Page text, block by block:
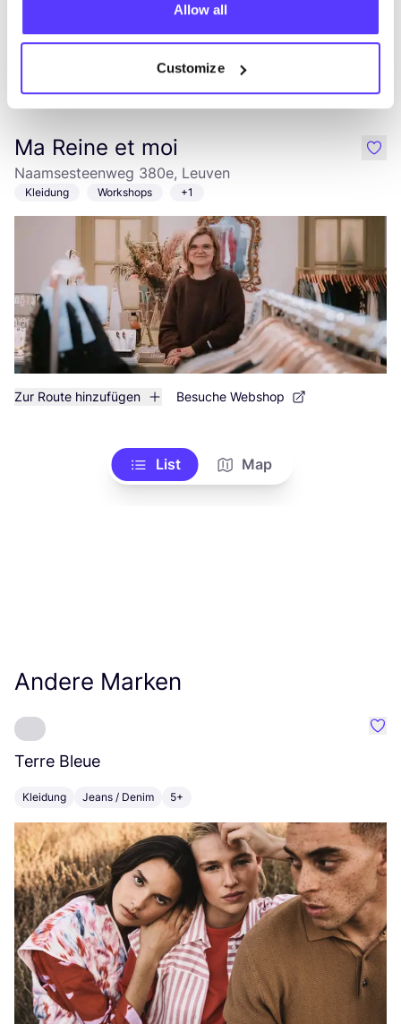
Allow all
Customize
Ma Reine et moi
Naamsesteenweg 380e, Leuven
Kleidung Workshops +1
Zur Route hinzufügen Besuche Webshop
like
List Map
Andere Marken
Terre Bleue
Kleidung Jeans / Denim 5+